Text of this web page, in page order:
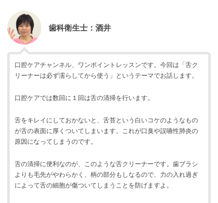
歯科衛生士：酒井
口腔ケアチャンネル、ワンポイントレッスンです。今回は「舌ク
リーナーは必ず濡らしてから使う」というテーマでお話します。
口腔ケアでは数回に１回は舌の清掃を行います。
舌をキレイにしておかないと、舌苔という白いコケのようなもの
が舌の表面に厚くついてしまいます。これが口臭や誤嚥性肺炎の
原因になってしまうのです。
舌の清掃に便利なのが、このような舌クリーナーです。歯ブラシ
よりも毛先がやわらかく、柄の部分もしなるので、力の入れ過ぎ
によって舌の細胞が傷ついてしまうことを防げますよ。